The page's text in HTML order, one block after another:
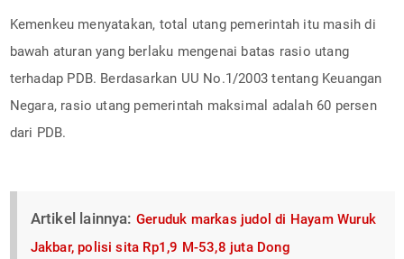
Kemenkeu menyatakan, total utang pemerintah itu masih di
bawah aturan yang berlaku mengenai batas rasio utang
terhadap PDB. Berdasarkan UU No.1/2003 tentang Keuangan
Negara, rasio utang pemerintah maksimal adalah 60 persen
dari PDB.
Artikel lainnya: Geruduk markas judol di Hayam Wuruk
Jakbar, polisi sita Rp1,9 M-53,8 juta Dong